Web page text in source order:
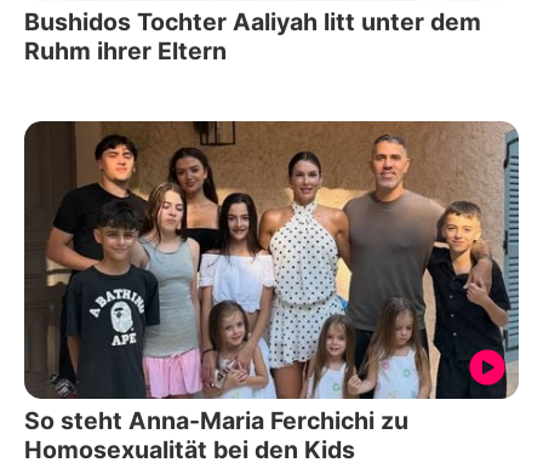
Bushidos Tochter Aaliyah litt unter dem
Ruhm ihrer Eltern
So steht Anna-Maria Ferchichi zu
Homosexualität bei den Kids